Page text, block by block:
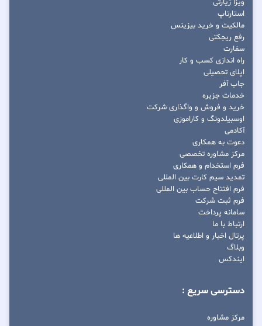
ویزا زیارتی
استارتاپ
مالکیت و خرید بیزینس
رفع ریجکتی
سفارت
راه اندازی کسب و کار
اپلای تحصیلی
جاب آفر
خدمات جزیره
خرید و فروش و واگذاری شرکت
اوسبیلدونگ و کاراموزی
آکادمی
دعوت به همکاری
مرکز مشاوره تخصصی
فرم استخدام و همکاری
تمدید سیم کارت بین المللی
فرم افتتاح حساب بین المللی
فرم ثبت شرکت
سامانه پرداخت
ارتباط با ما
پرتال اخبار و اطلاعیه ها
وبلاگ
ایندکس
دسترسی سریع :
مرکز مشاوره